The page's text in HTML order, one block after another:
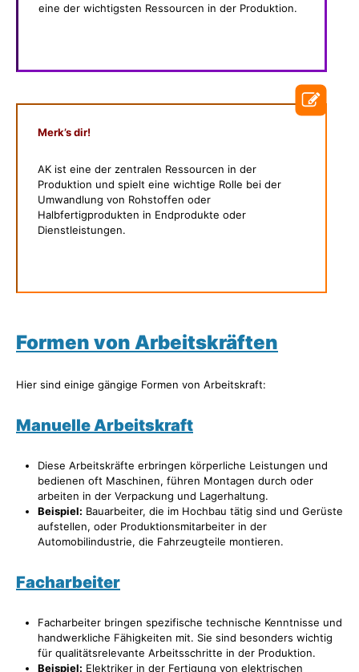
eine der wichtigsten Ressourcen in der Produktion.
Merk’s dir!
AK ist eine der zentralen Ressourcen in der
Produktion und spielt eine wichtige Rolle bei der
Umwandlung von Rohstoffen oder
Halbfertigprodukten in Endprodukte oder
Dienstleistungen.
Formen von Arbeitskräften
Hier sind einige gängige Formen von Arbeitskraft:
Manuelle Arbeitskraft
Diese Arbeitskräfte erbringen körperliche Leistungen und
bedienen oft Maschinen, führen Montagen durch oder
arbeiten in der Verpackung und Lagerhaltung.
Beispiel: Bauarbeiter, die im Hochbau tätig sind und Gerüste
aufstellen, oder Produktionsmitarbeiter in der
Automobilindustrie, die Fahrzeugteile montieren.
Facharbeiter
Facharbeiter bringen spezifische technische Kenntnisse und
handwerkliche Fähigkeiten mit. Sie sind besonders wichtig
für qualitätsrelevante Arbeitsschritte in der Produktion.
Beispiel: Elektriker in der Fertigung von elektrischen